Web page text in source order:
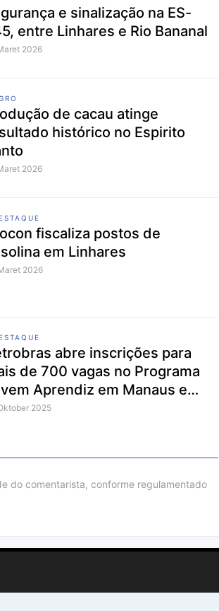
e sinalização na ES-
entre Linhares e Rio Bananal
2026
de cacau atinge
histórico no Espirito
2026
fiscaliza postos de
em Linhares
2026
abre inscrições para
de 700 vagas no Programa
Aprendiz em Manaus e
cidades
2025
do comentarista, conforme regulamentado